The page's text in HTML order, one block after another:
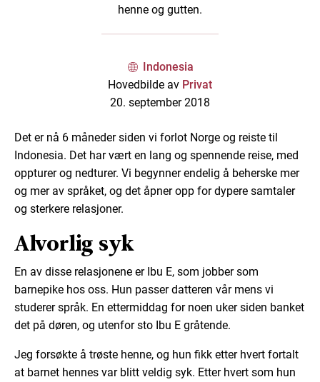
henne og gutten.
Indonesia
Hovedbilde av Privat
20. september 2018
Det er nå 6 måneder siden vi forlot Norge og reiste til
Indonesia. Det har vært en lang og spennende reise, med
oppturer og nedturer. Vi begynner endelig å beherske mer
og mer av språket, og det åpner opp for dypere samtaler
og sterkere relasjoner.
Alvorlig syk
En av disse relasjonene er Ibu E, som jobber som
barnepike hos oss. Hun passer datteren vår mens vi
studerer språk. En ettermiddag for noen uker siden banket
det på døren, og utenfor sto Ibu E gråtende.
Jeg forsøkte å trøste henne, og hun fikk etter hvert fortalt
at barnet hennes var blitt veldig syk. Etter hvert som hun